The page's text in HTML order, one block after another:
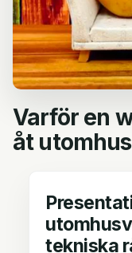
Varför en
åt
tekniska